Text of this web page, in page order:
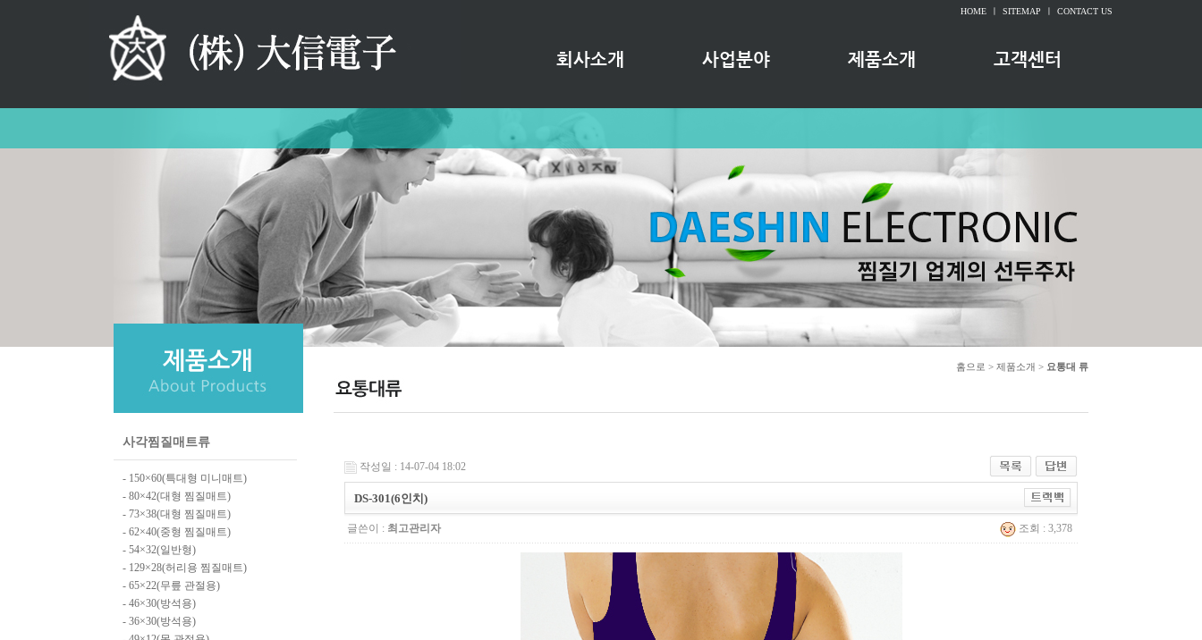
HOME SITEMAP CONTACT US
사각찜질매트류
- 150×60(특대형 미니매트)
- 80×42(대형 찜질매트)
- 73×38(대형 찜질매트)
- 62×40(중형 찜질매트)
- 54×32(일반형)
- 129×28(허리용 찜질매트)
- 65×22(무릎 관절용)
- 46×30(방석용)
- 36×30(방석용)
홈으로 > 제품소개 > 요통대 류
작성일 : 14-07-04 18:02
DS-301(6인치)
글쓴이 : 최고관리자 조회 : 3,378